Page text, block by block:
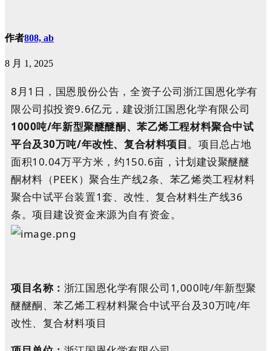
作者808, ab
8 月 1, 2025
8月1日，国恩股份公告，全资子公司浙江国恩化学有
限公司拟投资9.6亿元，建设浙江国恩化学有限公司
1000吨/年新型聚醚醚酮、苯乙烯工程材料聚合中试
平台及30万吨/年改性、复合材料项目。项目总占地
面积10.04万平方米，约150.6亩，计划建设聚醚醚
酮材料（PEEK）聚合生产线2条、苯乙烯类工程材料
聚合中试平台装置1套、改性、复合材料生产线36
条。项目建设资金来源为自有资金。
项目名称： 浙江国恩化学有限公司1,000吨/年新型聚
醚醚酮、苯乙烯工程材料聚合中试平台及30万吨/年
改性、复合材料项目